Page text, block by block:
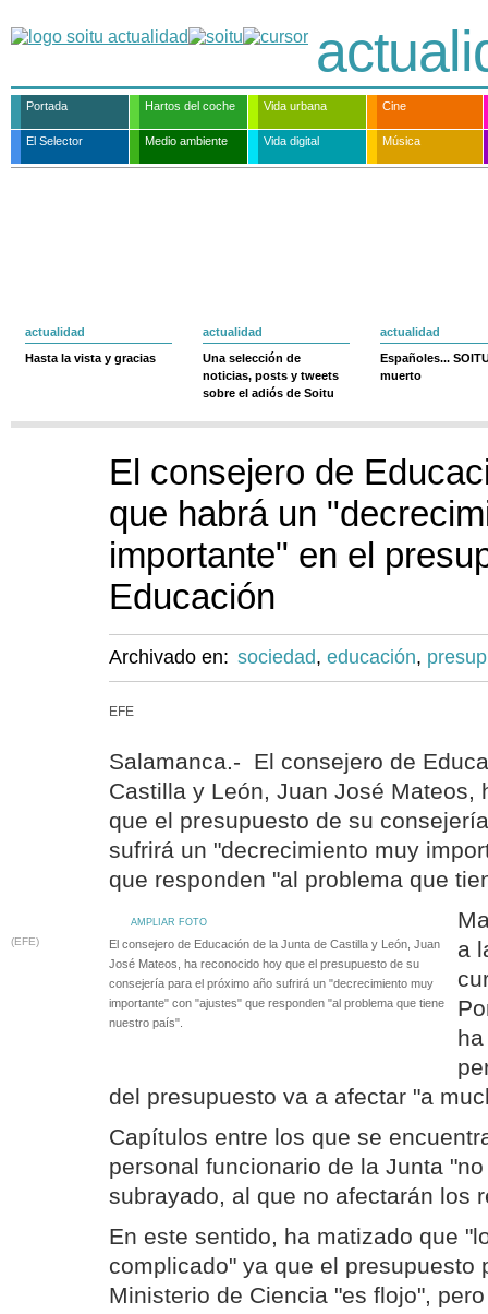
Portada Hartos del coche Vida urbana Cine
El Selector Medio ambiente Vida digital Música
actualidad
Hasta la vista y gracias
actualidad
Una selección de
noticias, posts y tweets
sobre el adiós de Soitu
actualidad
Españoles...
muerto
El consejero de
que habrá un
importante" en el
Educación
Archivado en: sociedad, educación,
EFE
Salamanca.- El consejero de
Castilla y León, Juan José Mateos,
que el presupuesto de su
sufrirá un "decrecimiento muy
que responden "al problema que
AMPLIAR FOTO
(EFE)
El consejero de Educación de la Junta de Castilla y León, Juan
José Mateos, ha reconocido hoy que el presupuesto de su
consejería para el próximo año sufrirá un "decrecimiento muy
importante" con "ajustes" que responden "al problema que tiene
nuestro país".
a
del presupuesto va a afectar "a
Capítulos entre los que se
personal funcionario de la Junta
subrayado, al que no afectarán los
En este sentido, ha matizado que
complicado" ya que el presupuesto
Ministerio de Ciencia "es flojo",